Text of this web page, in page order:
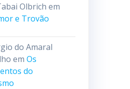
Olbrich em
e Trovão
do Amaral
em Os
do